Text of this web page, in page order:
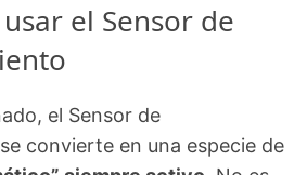
el Sensor de
el Sensor de
convierte en una especie de